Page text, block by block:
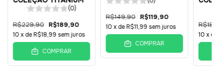
(0)
R$229,90 R$189,90
10x deR$18,99 sem juros
COMPRAR
R$149,90 R$119,90
10 x deR$11,99 sem juros
COMPRAR
10 x de